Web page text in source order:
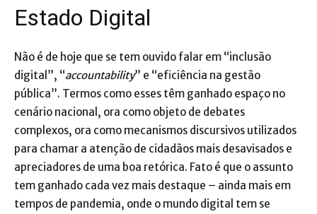
Estado Digital
Não é de hoje que se tem ouvido falar em “inclusão
digital”, “accountability” e “eficiência na gestão
pública”. Termos como esses têm ganhado espaço no
cenário nacional, ora como objeto de debates
complexos, ora como mecanismos discursivos utilizados
para chamar a atenção de cidadãos mais desavisados e
apreciadores de uma boa retórica. Fato é que o assunto
tem ganhado cada vez mais destaque – ainda mais em
tempos de pandemia, onde o mundo digital tem se